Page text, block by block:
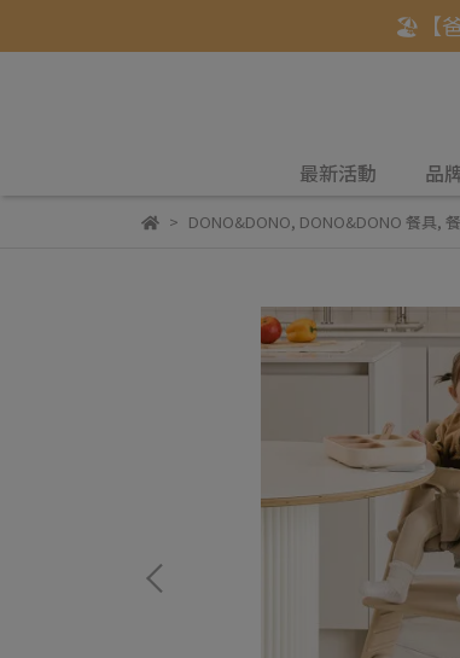
🏖️【爸
最新活動 品
DONO&DONO, DONO&DONO 餐具,